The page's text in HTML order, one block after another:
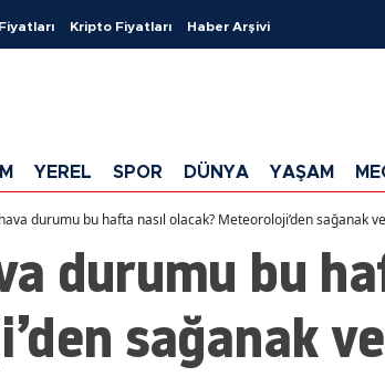
Kripto Fiyatları Haber Arşivi
YEREL SPOR DÜNYA YAŞAM
durumu bu hafta nasıl olacak? Meteoroloji’den sağanak ve
durumu bu
sağanak